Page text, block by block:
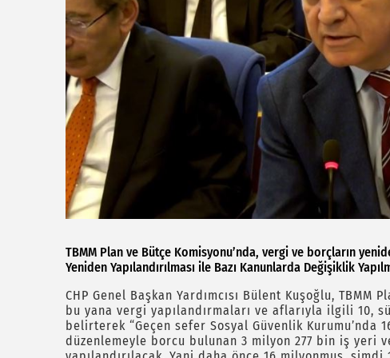
TBMM Plan ve Bütçe Komisyonu’nda, vergi ve borçların
Yeniden Yapılandırılması ile Bazı Kanunlarda Değişiklik
CHP Genel Başkan Yardımcısı Bülent Kuşoğlu, TBMM
bu yana vergi yapılandırmaları ve aflarıyla ilgili 10,
belirterek “Geçen sefer Sosyal Güvenlik Kurumu’nda
düzenlemeyle borcu bulunan 3 milyon 277 bin iş yeri